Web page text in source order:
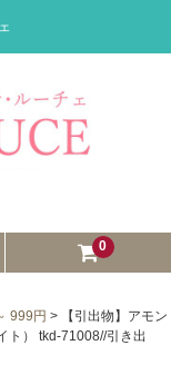
0
999円 >
【引出物】アモン
ト） tkd-71008//引き出